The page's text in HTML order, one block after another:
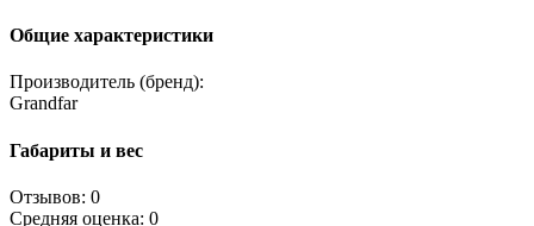
Общие характеристики
Производитель (бренд):
Grandfar
Габариты и вес
Отзывов: 0
Средняя оценка: 0